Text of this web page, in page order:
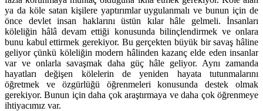
ya da köle satan kişilere yaptırımlar uygulanmalı ve bunun için de
önce devlet insan haklarını üstün kılar hâle gelmeli. İnsanları
köleliğin hâlâ devam ettiği konusunda bilinçlendirmek ve onlara
bunu kabul ettirmek gerekiyor. Bu gerçekten büyük bir savaş hâline
geliyor çünkü köleliğin modern hâlinden kazanç elde eden insanlar
var ve onlarla savaşmak daha güç hâle geliyor. Aynı zamanda
hayatları değişen kölelerin de yeniden hayata tutunmalarını
öğretmek ve özgürlüğü öğrenmeleri konusunda destek olmak
gerekiyor. Bunun için daha çok araştırmaya ve daha çok öğrenmeye
ihtiyacımız var.